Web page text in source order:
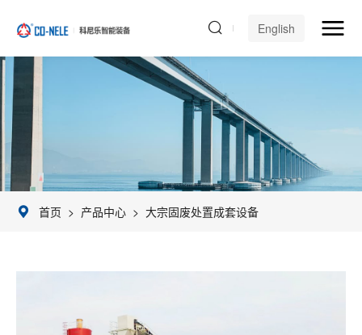
English
首页 > 产品中心 > 大宗固废处置成套设备